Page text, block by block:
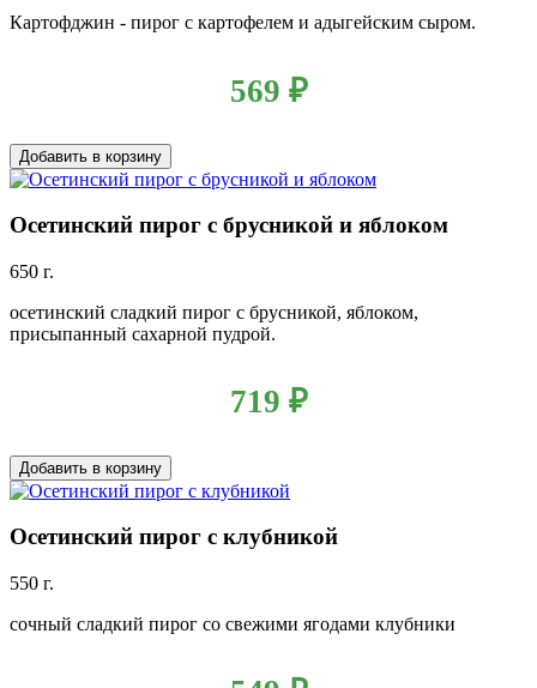
Картофджин - пирог с картофелем и адыгейским сыром.
569 ₽
Добавить в корзину
Осетинский пирог с брусникой и яблоком
650 г.
осетинский сладкий пирог с брусникой, яблоком,
присыпанный сахарной пудрой.
719 ₽
Добавить в корзину
Осетинский пирог с клубникой
550 г.
сочный сладкий пирог со свежими ягодами клубники